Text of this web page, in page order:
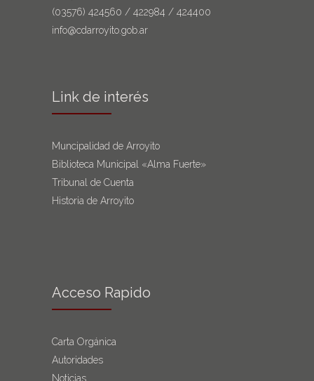
(03576) 424560 / 422984 / 424400
info@cdarroyito.gob.ar
Link de interés
Muncipalidad de Arroyito
Biblioteca Municipal «Alma Fuerte»
Tribunal de Cuenta
Historia de Arroyito
Acceso Rapido
Carta Orgánica
Autoridades
Noticias